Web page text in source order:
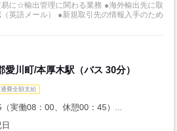
に☆輸出管理に関わる業務 ●海外輸出先に取
英語メール） ●新規取引先の情報入手のため
愛川町/本厚木駅（バス 30分）
費全額支給
実働08：00、休憩00：45）...